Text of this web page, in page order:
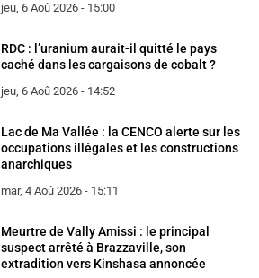
jeu, 6 Aoû 2026 - 15:00
RDC : l’uranium aurait-il quitté le pays
caché dans les cargaisons de cobalt ?
jeu, 6 Aoû 2026 - 14:52
Lac de Ma Vallée : la CENCO alerte sur les
occupations illégales et les constructions
anarchiques
mar, 4 Aoû 2026 - 15:11
Meurtre de Vally Amissi : le principal
suspect arrêté à Brazzaville, son
extradition vers Kinshasa annoncée